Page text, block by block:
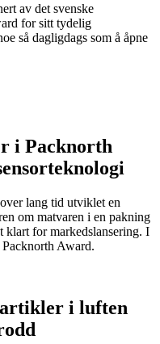
av det svenske
for sitt tydelig
så dagligdags som å åpne
i Packnorth
lang tid utviklet en
om matvaren i en pakning
klart for markedslansering. I
Packnorth Award.
i luften